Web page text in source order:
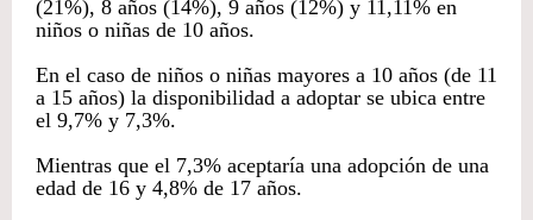
(21%), 8 años (14%), 9 años (12%) y 11,11% en
niños o niñas de 10 años.
En el caso de niños o niñas mayores a 10 años (de 11
a 15 años) la disponibilidad a adoptar se ubica entre
el 9,7% y 7,3%.
Mientras que el 7,3% aceptaría una adopción de una
edad de 16 y 4,8% de 17 años.